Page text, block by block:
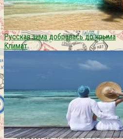
Русская зима добралась до крыма
Климат